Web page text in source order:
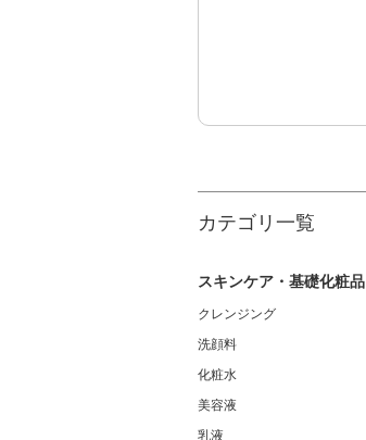
カテゴリ一覧
スキンケア・基礎化粧品
クレンジング
洗顔料
化粧水
美容液
乳液